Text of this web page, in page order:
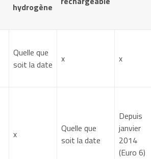
hydrogène
Quelle que
soit la date
x x
x
Quelle que
soit la date
Depuis
janvier
2014
(Euro 6)